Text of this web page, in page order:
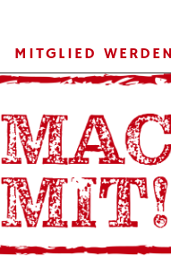
MITGLIED